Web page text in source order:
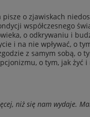
pisze o zjawiskach
współczesnego
o odkrywaniu i
i na nie wpływać, o
z samym sobą, o
o tym, jak żyć
niż się nam wydaje.